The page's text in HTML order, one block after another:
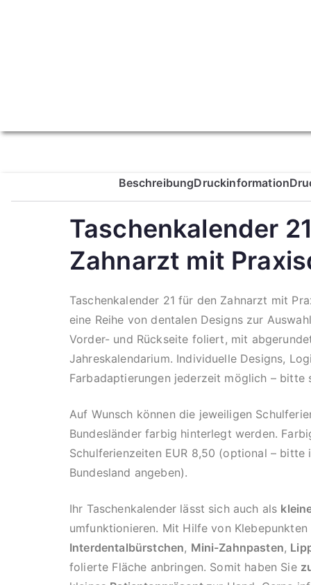
BeschreibungDruckinformation
Taschenkalender
Zahnarzt mit
Taschenkalender 21 für den Zahnarzt mit
eine Reihe von dentalen Designs zur
Vorder- und Rückseite foliert, mit
Jahreskalendarium. Individuelle Designs,
Farbadaptierungen jederzeit möglich – bitte
Auf Wunsch können die jeweiligen
Bundesländer farbig hinterlegt werden.
Schulferienzeiten EUR 8,50 (optional –
Bundesland angeben).
Ihr Taschenkalender lässt sich auch als
umfunktionieren. Mit Hilfe von
Interdentalbürstchen, Mini-Zahnpasten,
folierte Fläche anbringen. Somit haben Sie